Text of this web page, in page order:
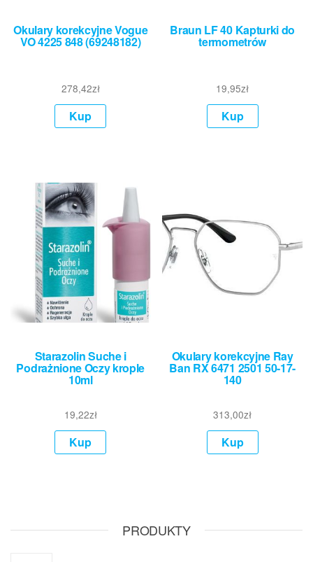
Okulary korekcyjne Vogue
VO 4225 848 (69248182)
278,42zł
Kup
Braun LF 40 Kapturki do
termometrów
19,95zł
Kup
Starazolin Suche i
Podrażnione Oczy krople
10ml
19,22zł
Kup
Okulary korekcyjne Ray
Ban RX 6471 2501 50-17-
140
313,00zł
Kup
PRODUKTY